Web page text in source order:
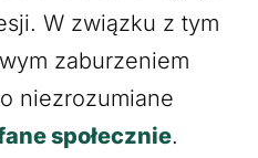
W związku z tym
zaburzeniem
niezrozumiane
społecznie.